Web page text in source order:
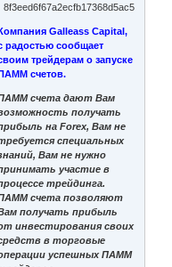
Компания Galleass Capital,
радостью сообщает
трейдерам о запуске
ПАММ счетов.
счета дают Вам
получать
на Forex, Вам не
специальных
Вам не нужно
участие в
трейдинга.
счета позволяют
получать прибыль
инвестирования своих
в торговые
успешных ПАММ